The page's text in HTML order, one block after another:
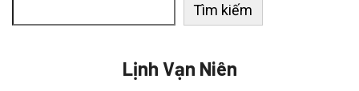
Tìm kiếm
Lịnh Vạn Niên